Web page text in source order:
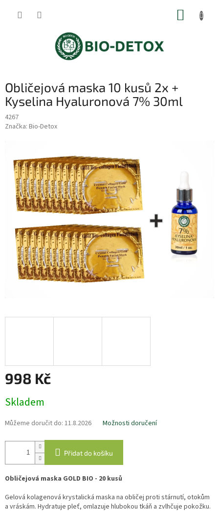
Obličejová maska 10 kusů 2x +
Kyselina Hyaluronová 7% 30ml
4267
Značka: Bio-Detox
998 Kč
cena:
Skladem
Můžeme doručit do: 11.8.2026 Možnosti doručení
Přidat do košíku
Obličejová maska GOLD BIO - 20 kusů
Gelová kolagenová krystalická maska na obličej proti stárnutí, otokům
a vráskám. Hydratuje pleť, omlazuje hlubokou tkáň a zvlhčuje pokožku.